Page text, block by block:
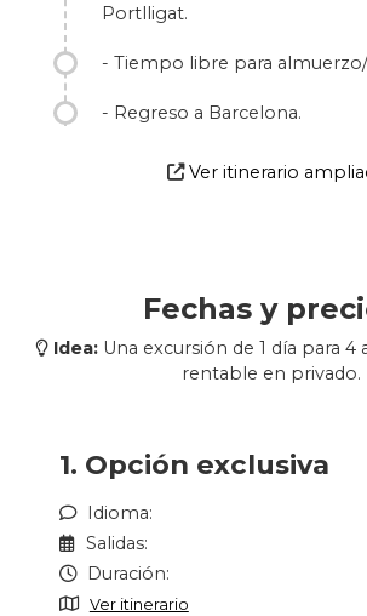
Portlligat.
- Tiempo libre para
- Regreso a Barcelona.
Ver itinerario
Fechas y
Idea: Una excursión de 1 día para 4
rentable en privado.
1. Opción exclusiva
Idioma:
Salidas:
Duración:
Ver itinerario